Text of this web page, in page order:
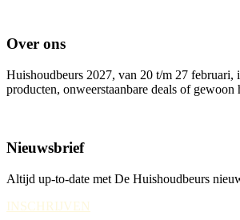
Over ons
Huishoudbeurs 2027, van 20 t/m 27
producten, onweerstaanbare deals of
Nieuwsbrief
Altijd up-to-date met De Huishoudbeurs
INSCHRIJVEN